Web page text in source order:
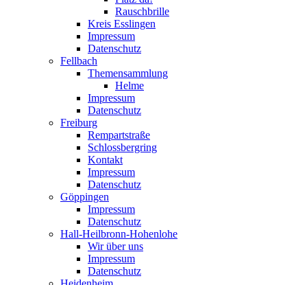
Rauschbrille
Kreis Esslingen
Impressum
Datenschutz
Fellbach
Themensammlung
Helme
Impressum
Datenschutz
Freiburg
Rempartstraße
Schlossbergring
Kontakt
Impressum
Datenschutz
Göppingen
Impressum
Datenschutz
Hall-Heilbronn-Hohenlohe
Wir über uns
Impressum
Datenschutz